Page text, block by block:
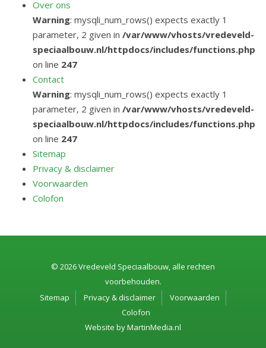
Over ons
Warning: mysqli_num_rows() expects exactly 1
parameter, 2 given in /var/www/vhosts/vredeveld-
speciaalbouw.nl/httpdocs/includes/functions.php
on line 247
Contact
Warning: mysqli_num_rows() expects exactly 1
parameter, 2 given in /var/www/vhosts/vredeveld-
speciaalbouw.nl/httpdocs/includes/functions.php
on line 247
Sitemap
Privacy & disclaimer
Voorwaarden
Colofon
© 2026 Vredeveld Speciaalbouw, alle rechten
voorbehouden.
Sitemap
Privacy & disclaimer
Voorwaarden
Colofon
Website byMartinMedia.nl